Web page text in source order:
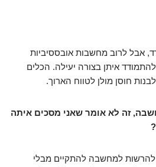
אבל לרוב מחשבות אובססיביות
איתן בצורה יעילה. הכלים
חוסן מולן לטווח הארוך.
זה לא אומר שאני מסכים איתה
למחשבה להתקיים מבלי